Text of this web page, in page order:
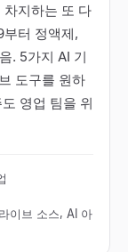
차지하는 또 다
터 정액제,
. 5가지 AI 기
도구를 원하
영업 팀을 위
이브 소스, AI 아